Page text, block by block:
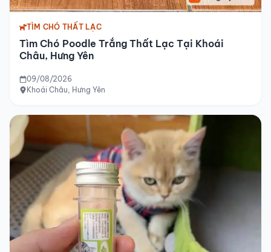
TÌM CHÓ THẤT LẠC
Tìm Chó Poodle Trắng Thất Lạc Tại Khoái
Châu, Hưng Yên
09/08/2026
Khoái Châu, Hưng Yên